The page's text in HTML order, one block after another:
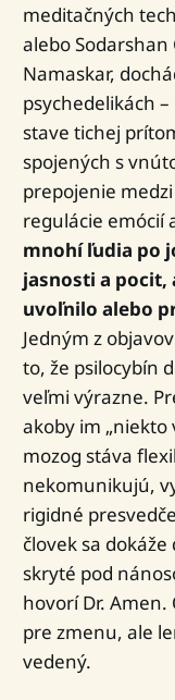
meditačných
alebo Sodarshan
Namaskar,
psychedelikách
stave tichej
spojených s
prepojenie
regulácie emócií
mnohí ľudia po
jasnosti a pocit,
uvoľnilo alebo
Jedným z
to, že psilocybín
veľmi výrazne.
akoby im „niekto
mozog stáva
nekomunikujú,
rigidné
človek sa
skryté pod
hovorí Dr.
pre zmenu, ale
vedený.